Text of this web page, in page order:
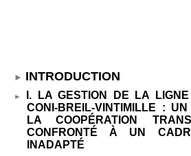
INTRODUCTION
I. LA GESTION DE LA LIGNE
CONI-BREIL-VINTIMILLE
: UN
LA COOPÉRATION
CONFRONTÉ À UN
INADAPTÉ